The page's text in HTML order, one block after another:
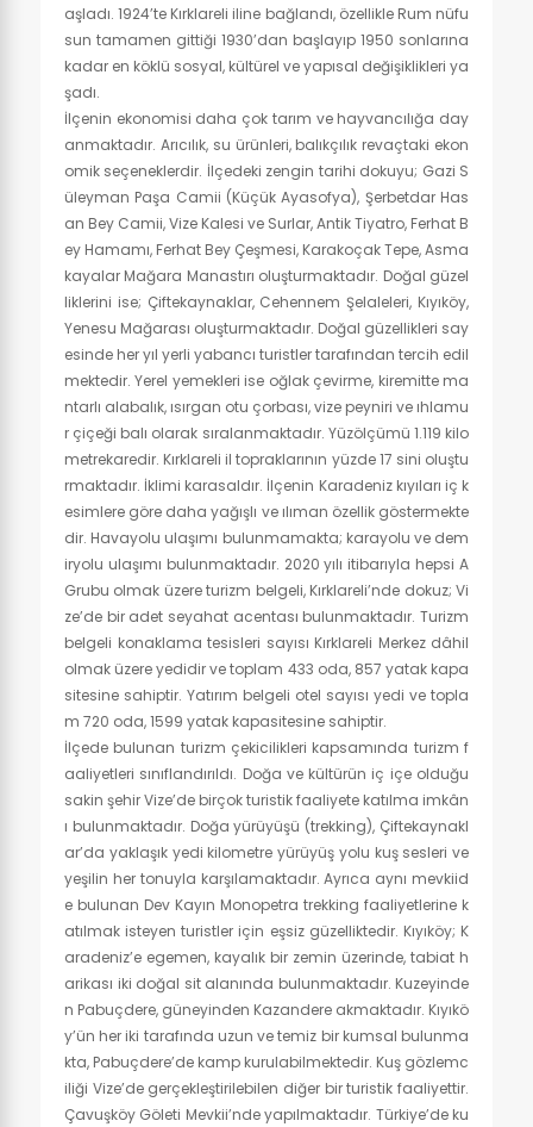
aşladı. 1924’te Kırklareli iline bağlandı, özellikle Rum nüfu
sun tamamen gittiği 1930’dan başlayıp 1950 sonlarına
kadar en köklü sosyal, kültürel ve yapısal değişiklikleri ya
şadı.
İlçenin ekonomisi daha çok tarım ve hayvancılığa day
anmaktadır. Arıcılık, su ürünleri, balıkçılık revaçtaki ekon
omik seçeneklerdir. İlçedeki zengin tarihi dokuyu; Gazi S
üleyman Paşa Camii (Küçük Ayasofya), Şerbetdar Has
an Bey Camii, Vize Kalesi ve Surlar, Antik Tiyatro, Ferhat B
ey Hamamı, Ferhat Bey Çeşmesi, Karakoçak Tepe, Asma
kayalar Mağara Manastırı oluşturmaktadır. Doğal güzel
liklerini ise; Çiftekaynaklar, Cehennem Şelaleleri, Kıyıköy,
Yenesu Mağarası oluşturmaktadır. Doğal güzellikleri say
esinde her yıl yerli yabancı turistler tarafından tercih edil
mektedir. Yerel yemekleri ise oğlak çevirme, kiremitte ma
ntarlı alabalık, ısırgan otu çorbası, vize peyniri ve ıhlamu
r çiçeği balı olarak sıralanmaktadır. Yüzölçümü 1.119 kilo
metrekaredir. Kırklareli il topraklarının yüzde 17 sini oluştu
rmaktadır. İklimi karasaldır. İlçenin Karadeniz kıyıları iç k
esimlere göre daha yağışlı ve ılıman özellik göstermekte
dir. Havayolu ulaşımı bulunmamakta; karayolu ve dem
iryolu ulaşımı bulunmaktadır. 2020 yılı itibarıyla hepsi A
Grubu olmak üzere turizm belgeli, Kırklareli’nde dokuz; Vi
ze’de bir adet seyahat acentası bulunmaktadır. Turizm
belgeli konaklama tesisleri sayısı Kırklareli Merkez dâhil
olmak üzere yedidir ve toplam 433 oda, 857 yatak kapa
sitesine sahiptir. Yatırım belgeli otel sayısı yedi ve topla
m 720 oda, 1599 yatak kapasitesine sahiptir.
İlçede bulunan turizm çekicilikleri kapsamında turizm f
aaliyetleri sınıflandırıldı. Doğa ve kültürün iç içe olduğu
sakin şehir Vize’de birçok turistik faaliyete katılma imkân
ı bulunmaktadır. Doğa yürüyüşü (trekking), Çiftekaynakl
ar’da yaklaşık yedi kilometre yürüyüş yolu kuş sesleri ve
yeşilin her tonuyla karşılamaktadır. Ayrıca aynı mevkiid
e bulunan Dev Kayın Monopetra trekking faaliyetlerine k
atılmak isteyen turistler için eşsiz güzelliktedir. Kıyıköy; K
aradeniz’e egemen, kayalık bir zemin üzerinde, tabiat h
arikası iki doğal sit alanında bulunmaktadır. Kuzeyinde
n Pabuçdere, güneyinden Kazandere akmaktadır. Kıyıkö
y’ün her iki tarafında uzun ve temiz bir kumsal bulunma
kta, Pabuçdere’de kamp kurulabilmektedir. Kuş gözlemc
iliği Vize’de gerçekleştirilebilen diğer bir turistik faaliyettir.
Çavuşköy Göleti Mevkii’nde yapılmaktadır. Türkiye’de ku